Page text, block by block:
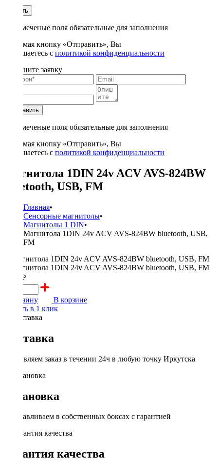
Купить
* - отмеченые поля обязательные для заполнения
Нажимая кнопку «Отправить», Вы
соглашаетесь с политикой конфиденциальности
Заполните заявку
Отправить
* - отмеченые поля обязательные для заполнения
Нажимая кнопку «Отправить», Вы
соглашаетесь с политикой конфиденциальности
Магнитола 1DIN 24v ACV AVS-824BW
bluetooth, USB, FM
Главная•
Сенсорные магнитолы•
Магнитолы 1 DIN•
Магнитола 1DIN 24v ACV AVS-824BW bluetooth, USB,
FM
3200 ₽
В корзину
В корзине
Купить в 1 клик
Доставка
Доставляем заказ в течении 24ч в любую точку Иркутска
Установка
Устанавливаем в собственных боксах с гарантией
Гарантия качества